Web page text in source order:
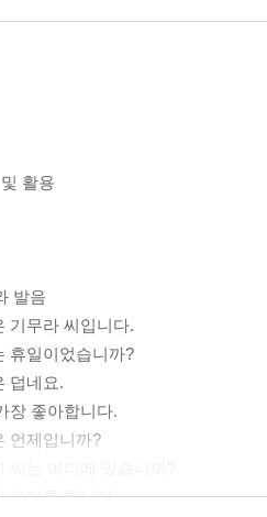
활용
발음
기무라 씨입니다.
휴일이었습니까?
덥네요.
장 좋아합니다.
언제입니까?
요리를 합니다.